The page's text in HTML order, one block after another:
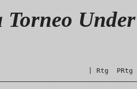
Torneo
| Rtg  PRtg